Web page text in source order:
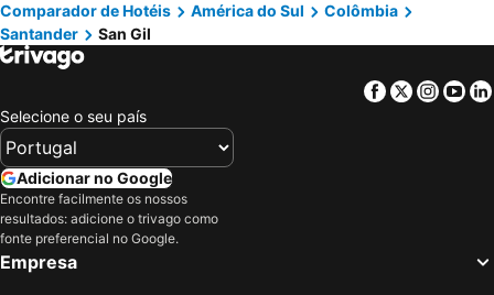
Medellin, Antioquia Hotéis
Santa Marta, Magdalena Hotéis
Cali, Valle do Cauca Hotéis
Tibasosa, Boyacá Hotéis
Montenegro, Quindío Hotéis
Comparador de Hotéis América do Sul
Colômbia
Santander
San Gil
Facebook
Twitter
Selecione o seu país
Adicionar no Google
Encontre facilmente os nossos
resultados: adicione o trivago como
fonte preferencial no Google.
Empresa